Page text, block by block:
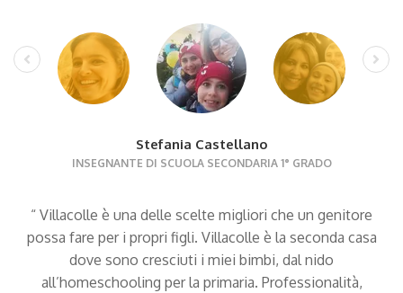
Stefania Castellano
INSEGNANTE DI SCUOLA SECONDARIA 1° GRADO
“ Villacolle è una delle scelte migliori che un genitore
possa fare per i propri figli. Villacolle è la seconda casa
dove sono cresciuti i miei bimbi, dal nido
all’homeschooling per la primaria. Professionalità,